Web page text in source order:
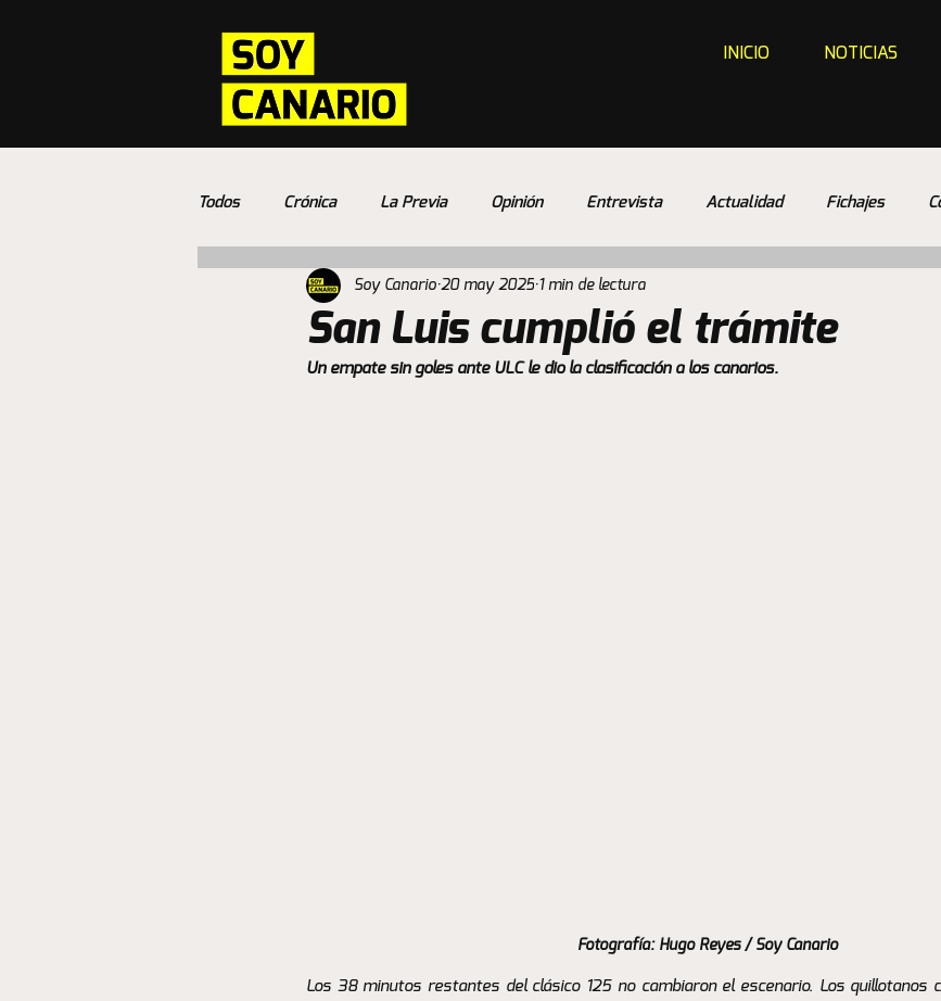
INICIO NOTICIAS
Todos Crónica La Previa Opinión Entrevista Actualidad Fichajes
San Luis cumplió el trámite
Soy Canario 20 may 2025 1 min de lectura
Un empate sin goles ante ULC le dio la clasificación a los canarios.
Fotografía: Hugo Reyes / Soy Canario
Los 38 minutos restantes del clásico 125 no cambiaron el escenario. Los quillotanos